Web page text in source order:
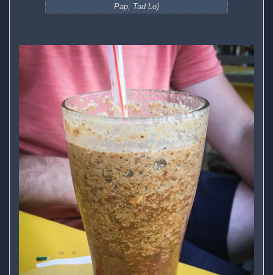
Pap, Tad Lo)